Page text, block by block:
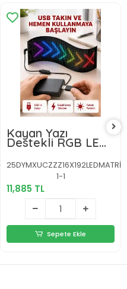
Kayan Yazı
Destekli RGB LED
Reklam Paneli
USB ile Kolay
Kurulumlu
1-1
11,885 TL
Sepete Ekle